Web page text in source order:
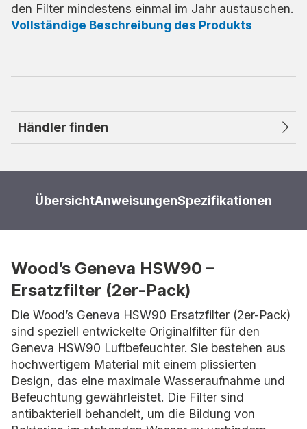
den Filter mindestens einmal im Jahr austauschen.
Vollständige Beschreibung des Produkts
Händler finden
ÜbersichtAnweisungenSpezifikationen
Wood’s Geneva HSW90 –
Ersatzfilter (2er-Pack)
Die Wood’s Geneva HSW90 Ersatzfilter (2er-Pack)
sind speziell entwickelte Originalfilter für den
Geneva HSW90 Luftbefeuchter. Sie bestehen aus
hochwertigem Material mit einem plissierten
Design, das eine maximale Wasseraufnahme und
Befeuchtung gewährleistet. Die Filter sind
antibakteriell behandelt, um die Bildung von